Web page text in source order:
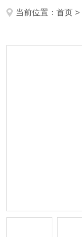
当前位置：首页 >